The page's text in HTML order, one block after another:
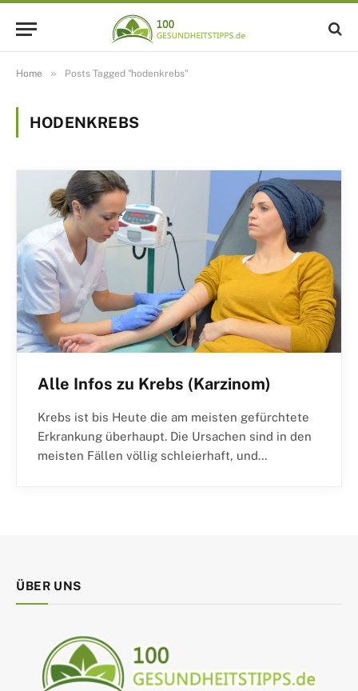
Home » Posts Tagged "hodenkrebs"
HODENKREBS
Alle Infos zu Krebs (Karzinom)
Krebs ist bis Heute die am meisten gefürchtete
Erkrankung überhaupt. Die Ursachen sind in den
meisten Fällen völlig schleierhaft, und…
ÜBER UNS